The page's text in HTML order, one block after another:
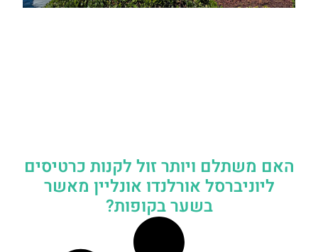
האם משתלם ויותר זול לקנות כרטיסים
ליוניברסל אורלנדו אונליין מאשר
בשער בקופות?